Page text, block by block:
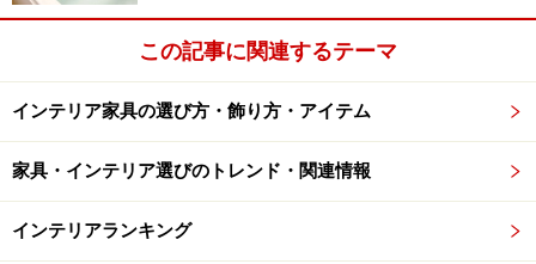
この記事に関連するテーマ
インテリア家具の選び方・飾り方・アイテム
家具・インテリア選びのトレンド・関連情報
インテリアランキング